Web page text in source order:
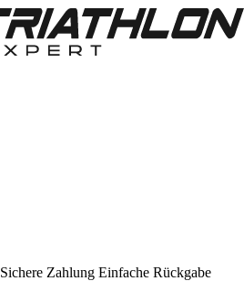
Sichere Zahlung Einfache Rückgabe